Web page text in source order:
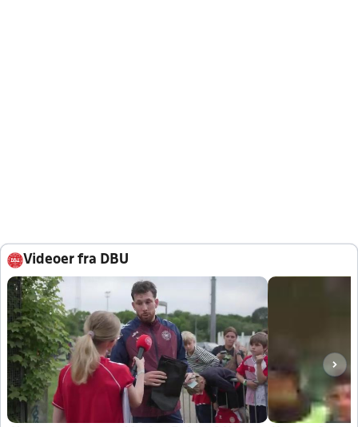
Videoer fra DBU